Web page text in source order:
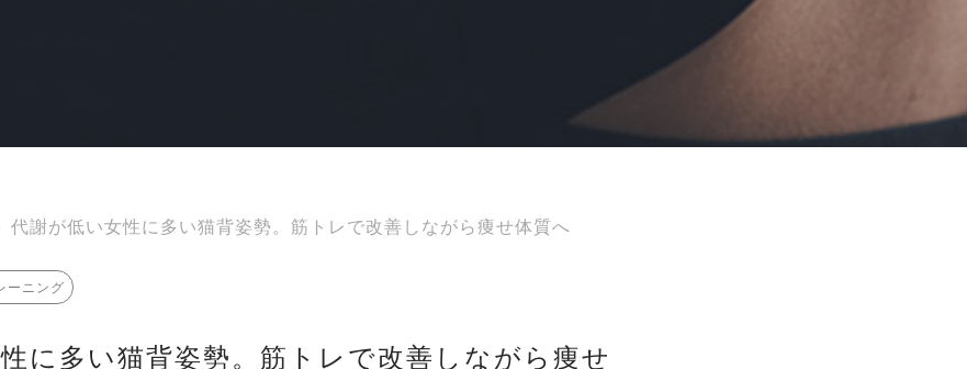
代謝が低い女性に多い猫背姿勢。筋トレで改善しながら痩せ体質へ
ーニング
に多い猫背姿勢。筋トレで改善しながら痩せ